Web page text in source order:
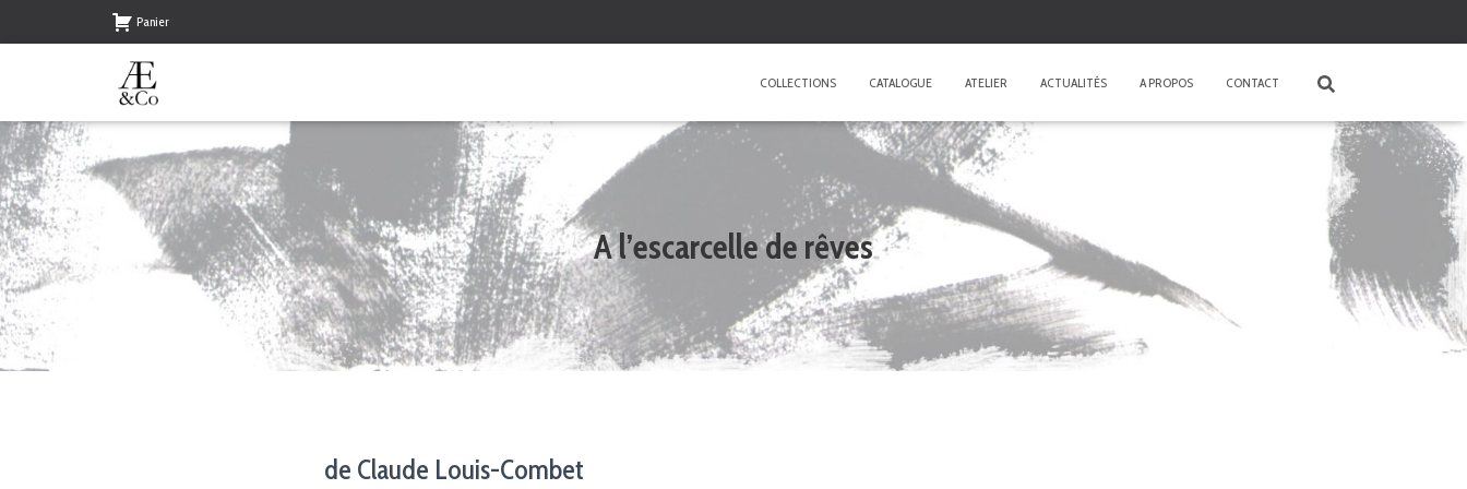
Panier
COLLECTIONS CATALOGUE ATELIER ACTUALITÉS A PROPOS CONTACT
A l’escarcelle de rêves
de Claude Louis-Combet